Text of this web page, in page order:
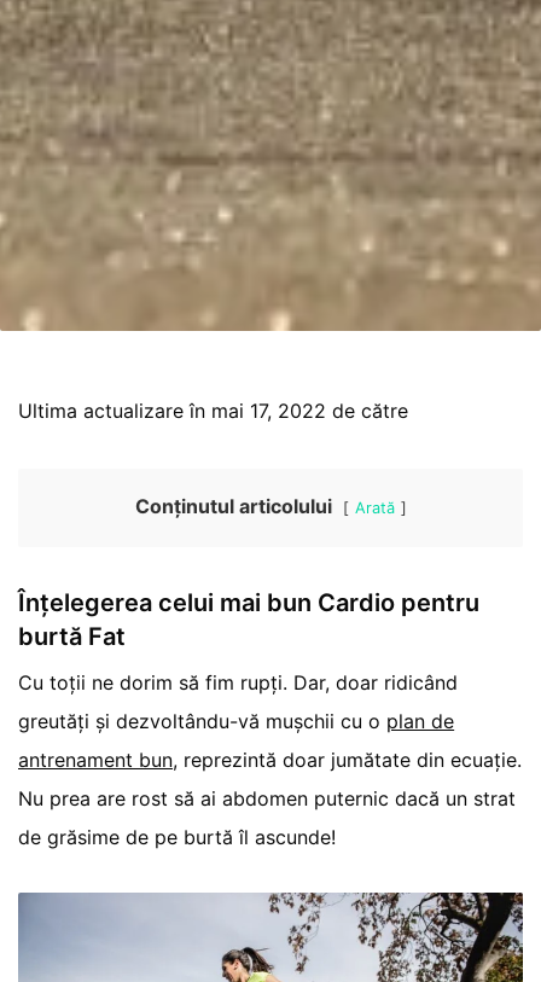
Ultima actualizare în mai 17, 2022 de către
Conținutul articolului Arată
Înțelegerea celui mai bun Cardio pentru
burtă Fat
Cu toții ne dorim să fim rupți. Dar, doar ridicând
greutăți și dezvoltându-vă mușchii cu o plan de
antrenament bun, reprezintă doar jumătate din ecuație.
Nu prea are rost să ai abdomen puternic dacă un strat
de grăsime de pe burtă îl ascunde!